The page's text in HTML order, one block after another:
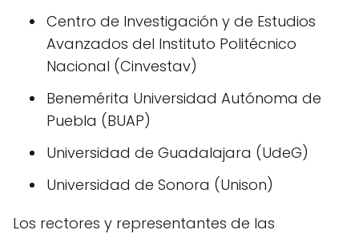
Centro de Investigación y de Estudios
Avanzados del Instituto Politécnico
Nacional (Cinvestav)
Benemérita Universidad Autónoma de
Puebla (BUAP)
Universidad de Guadalajara (UdeG)
Universidad de Sonora (Unison)
Los rectores y representantes de las